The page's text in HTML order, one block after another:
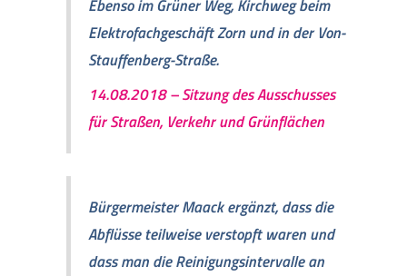
Ebenso im Grüner Weg, Kirchweg beim
Elektrofachgeschäft Zorn und in der Von-
Stauffenberg-Straße.
14.08.2018 – Sitzung des Ausschusses
für Straßen, Verkehr und Grünflächen
Bürgermeister Maack ergänzt, dass die
Abflüsse teilweise verstopft waren und
dass man die Reinigungsintervalle an